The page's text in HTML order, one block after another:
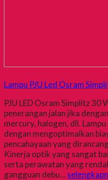
Lampu PJU Led Osram
PJU LED Osram Simplitz
penerangan jalan jika
mercury, halogen, dll.
dengan mengoptimalkan
pencahayaan yang
Kinerja optik yang sangat
serta perawatan yang
gangguan debu…